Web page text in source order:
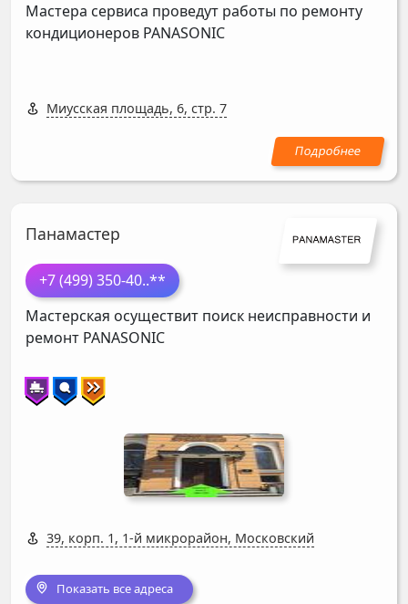
Мастера сервиса проведут работы по ремонту
кондиционеров PANASONIC
Миусская площадь, 6, стр. 7
Панамастер
+7 (499) 350-40..**
Мастерская осуществит поиск неисправности и
ремонт PANASONIC
39, корп. 1, 1-й микрорайон, Московский
Показать все адреса